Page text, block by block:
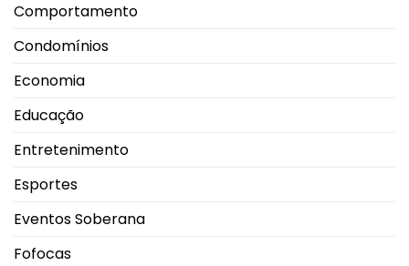
Comportamento
Condomínios
Economia
Educação
Entretenimento
Esportes
Eventos Soberana
Fofocas